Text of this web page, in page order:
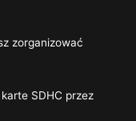
zorganizować
SDHC przez